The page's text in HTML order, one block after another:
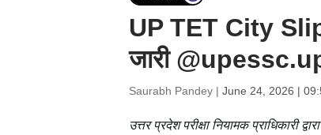
UP TET City Slip
जारी
Saurabh Pandey | June 24, 2026 |
उत्तर प्रदेश परीक्षा नियामक प्राधिकारी